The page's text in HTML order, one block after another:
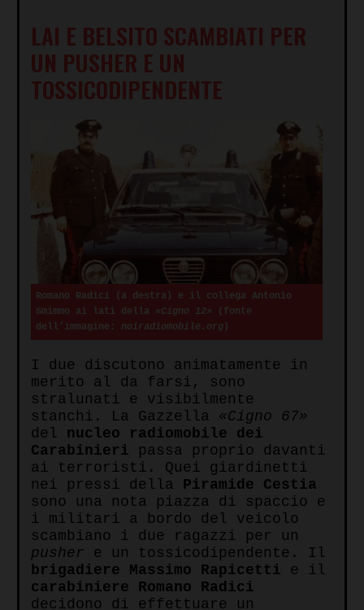
LAI E BELSITO SCAMBIATI PER
UN PUSHER E UN
TOSSICODIPENDENTE
Romano Radici (a destra) e il collega Antonio
Smimmo ai lati della «Cigno 12» (fonte
dell’immagine: noiradiomobile.org)
I due discutono animatamente in
merito al da farsi, sono
stralunati e visibilmente
stanchi. La Gazzella «Cigno 67»
del nucleo radiomobile dei
Carabinieri passa proprio davanti
ai terroristi. Quei giardinetti
nei pressi della Piramide Cestia
sono una nota piazza di spaccio e
i militari a bordo del veicolo
scambiano i due ragazzi per un
pusher e un tossicodipendente. Il
brigadiere Massimo Rapicetti e il
carabiniere Romano Radici
decidono di effettuare un